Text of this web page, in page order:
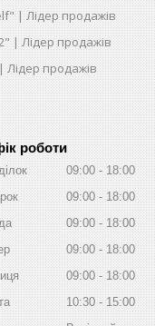
| Лідер продажів
| Лідер продажів
Лідер продажів
роботи
09:00
18:00
09:00
18:00
09:00
18:00
09:00
18:00
09:00
18:00
10:30
15:00